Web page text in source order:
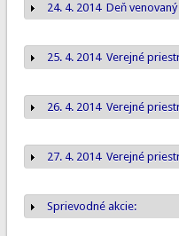
Zobraziť
24. 4. 2014 Deň
Zobraziť
25. 4. 2014 Verejné
Zobraziť
26. 4. 2014 Verejné
Zobraziť
27. 4. 2014 Verejné
Zobraziť
Sprievodné akcie: